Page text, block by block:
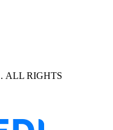
. ALL RIGHTS